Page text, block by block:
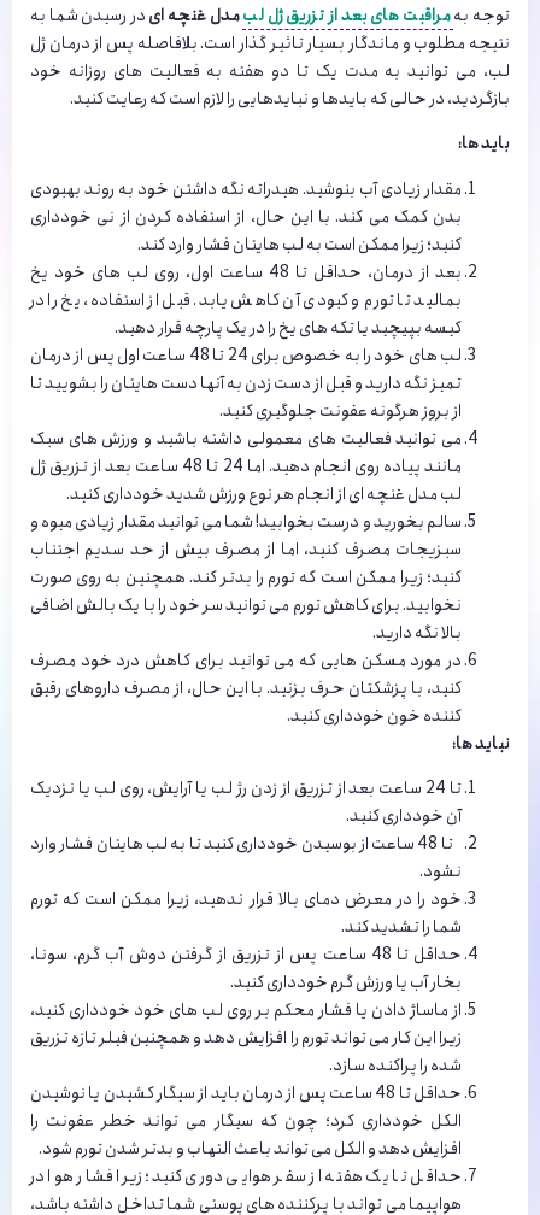
توجه بهمراقبت های بعد از تزریق ژل لبمدل غنچه ایدر رسیدن شما به
نتیجه مطلوب و ماندگار بسیار تاثیر گذار است. بلافاصله پس از درمان ژل
لب، می توانید به مدت یک تا دو هفته به فعالیت های روزانه خود
بازگردید، در حالی که بایدها و نبایدهایی را لازم است که رعایت کنید.
باید ها:
مقدار زیادی آب بنوشید. هیدراته نگه داشتن خود به روند بهبودی
بدن کمک می کند. با این حال، از استفاده کردن از نی خودداری
کنید؛ زیرا ممکن است به لب هایتان فشار وارد کند.
بعد از درمان، حداقل تا 48 ساعت اول، روی لب های خود یخ
بمالید تا تورم و کبودی آن کاهش یابد. قبل از استفاده، یخ را در
کیسه بپیچید یا تکه های یخ را در یک پارچه قرار دهید.
لب های خود را به خصوص برای 24 تا 48 ساعت اول پس از درمان
تمیز نگه دارید و قبل از دست زدن به آنها دست هایتان را بشویید تا
از بروز هرگونه عفونت جلوگیری کنید.
می توانید فعالیت های معمولی داشته باشید و ورزش های سبک
مانند پیاده روی انجام دهید. اما 24 تا 48 ساعت بعد از تزریق ژل
لب مدل غنچه ای از انجام هر نوع ورزش شدید خودداری کنید.
سالم بخورید و درست بخوابید! شما می توانید مقدار زیادی میوه و
سبزیجات مصرف کنید، اما از مصرف بیش از حد سدیم اجتناب
کنید؛ زیرا ممکن است که تورم را بدتر کند. همچنین به روی صورت
نخوابید. برای کاهش تورم می توانید سر خود را با یک بالش اضافی
بالا نگه دارید.
در مورد مسکن هایی که می توانید برای کاهش درد خود مصرف
کنید، با پزشکتان حرف بزنید. با این حال، از مصرف داروهای رقیق
کننده خون خودداری کنید.
نباید ها:
تا 24 ساعت بعد از تزریق از زدن رژ لب یا آرایش، روی لب یا نزدیک
آن خودداری کنید.
تا 48 ساعت از بوسیدن خودداری کنید تا به لب هایتان فشار وارد
نشود.
خود را در معرض دمای بالا قرار ندهید، زیرا ممکن است که تورم
شما را تشدید کند.
حداقل تا 48 ساعت پس از تزریق از گرفتن دوش آب گرم، سونا،
بخار آب یا ورزش گرم خودداری کنید.
از ماساژ دادن یا فشار محکم بر روی لب های خود خودداری کنید،
زیرا این کار می تواند تورم را افزایش دهد و همچنین فیلر تازه تزریق
شده را پراکنده سازد.
حداقل تا 48 ساعت پس از درمان باید از سیگار کشیدن یا نوشیدن
الکل خودداری کرد؛ چون که سیگار می تواند خطر عفونت را
افزایش دهد و الکل می تواند باعث التهاب و بدتر شدن تورم شود.
حداقل تا یک هفته از سفر هوایی دوری کنید؛ زیرا فشار هوا در
هواپیما می تواند با پرکننده های پوستی شما تداخل داشته باشد،